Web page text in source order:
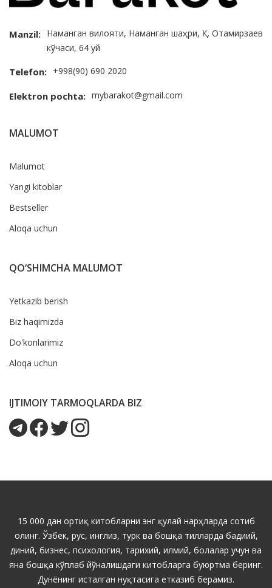
Manzil: Наманган вилояти, Наманган шаҳри, Қ. Отамирзаев
кўчаси, 64 уй
Telefon: +998(90) 690 2020
Elektron pochta: mybarakot@gmail.com
MALUMOT
Malumot
Yangi kitoblar
Bestseller
Aloqa uchun
QO‘SHIMCHA MALUMOT
Yetkazib berish
Biz haqimizda
Do'konlarimiz
Aloqa uchun
IJTIMOIY TARMOQLARDA BIZ
15 000 дан ортиқ китобларни энг қулай нарҳларда сотиб
олинг. Ўзбек, рус, инглиз, турк ва бошқа тилларда бадиий,
диний, бизнес, психология, тарихий, илмий, болалар учун ва
яна бошқа кўплаб йўналишдаги китобларга буюртма беринг.
Дунёнинг исталган нуқтасига етказиб берамиз.